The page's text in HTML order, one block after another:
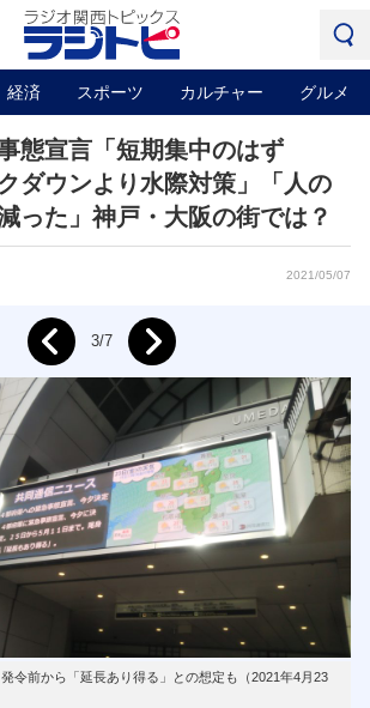
経済 スポーツ カルチャー グルメ
態宣言「短期集中のはず
ダウンより水際対策」「人の
った」神戸・大阪の街では？
2021/05/07
令前から「延長あり得る」との想定も（2021年4月23
3/7 Next